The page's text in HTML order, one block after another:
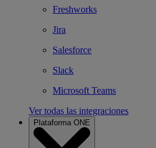
Freshworks
Jira
Salesforce
Slack
Microsoft Teams
Ver todas las integraciones
Plataforma ONE